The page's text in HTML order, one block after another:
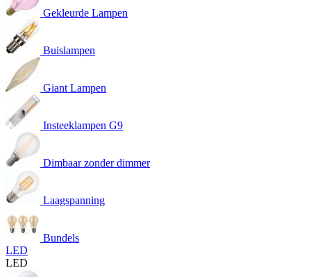
Gekleurde Lampen
Buislampen
Giant Lampen
Insteeklampen G9
Dimbaar zonder dimmer
Laagspanning
Bundels
LED
LED